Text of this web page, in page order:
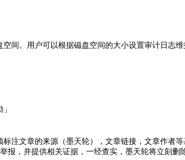
间。用户可以根据磁盘空间的大小设置审计日志维
标注文章的来源（墨天轮），文章链接，文章作
报，并提供相关证据，一经查实，墨天轮将立刻删